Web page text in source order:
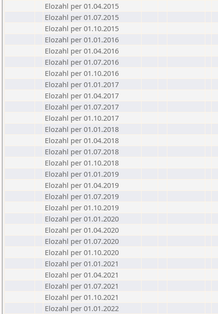
Elozahl per 01.04.2015
Elozahl per 01.07.2015
Elozahl per 01.10.2015
Elozahl per 01.01.2016
Elozahl per 01.04.2016
Elozahl per 01.07.2016
Elozahl per 01.10.2016
Elozahl per 01.01.2017
Elozahl per 01.04.2017
Elozahl per 01.07.2017
Elozahl per 01.10.2017
Elozahl per 01.01.2018
Elozahl per 01.04.2018
Elozahl per 01.07.2018
Elozahl per 01.10.2018
Elozahl per 01.01.2019
Elozahl per 01.04.2019
Elozahl per 01.07.2019
Elozahl per 01.10.2019
Elozahl per 01.01.2020
Elozahl per 01.04.2020
Elozahl per 01.07.2020
Elozahl per 01.10.2020
Elozahl per 01.01.2021
Elozahl per 01.04.2021
Elozahl per 01.07.2021
Elozahl per 01.10.2021
Elozahl per 01.01.2022